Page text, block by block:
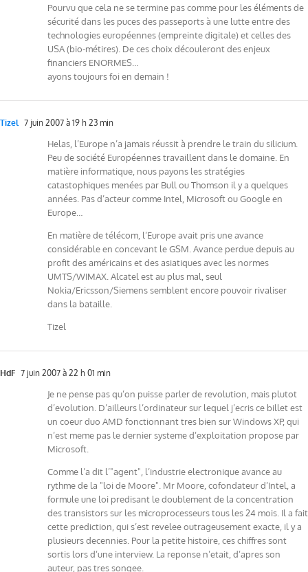
Pourvu que cela ne se termine pas comme pour les éléments de
sécurité dans les puces des passeports à une lutte entre des
technologies européennes (empreinte digitale) et celles des
USA (bio-métires). De ces choix découleront des enjeux
financiers ENORMES…
ayons toujours foi en demain !
Tizel 7 juin 2007 à 19 h 23 min
Helas, l’Europe n’a jamais réussit à prendre le train du silicium.
Peu de société Européennes travaillent dans le domaine. En
matière informatique, nous payons les stratégies
catastophiques menées par Bull ou Thomson il y a quelques
années. Pas d’acteur comme Intel, Microsoft ou Google en
Europe…
En matière de télécom, l’Europe avait pris une avance
considérable en concevant le GSM. Avance perdue depuis au
profit des américains et des asiatiques avec les normes
UMTS/WIMAX. Alcatel est au plus mal, seul
Nokia/Ericsson/Siemens semblent encore pouvoir rivaliser
dans la bataille.
Tizel
HdF 7 juin 2007 à 22 h 01 min
Je ne pense pas qu’on puisse parler de revolution, mais plutot
d’evolution. D’ailleurs l’ordinateur sur lequel j’ecris ce billet est
un coeur duo AMD fonctionnant tres bien sur Windows XP, qui
n’est meme pas le dernier systeme d’exploitation propose par
Microsoft.
Comme l’a dit l’"agent", l’industrie electronique avance au
rythme de la "loi de Moore". Mr Moore, cofondateur d’Intel, a
formule une loi predisant le doublement de la concentration
des transistors sur les microprocesseurs tous les 24 mois. Il a fait
cette prediction, qui s’est revelee outrageusement exacte, il y a
plusieurs decennies. Pour la petite histoire, ces chiffres sont
sortis lors d’une interview. La reponse n’etait, d’apres son
auteur, pas tres songee.